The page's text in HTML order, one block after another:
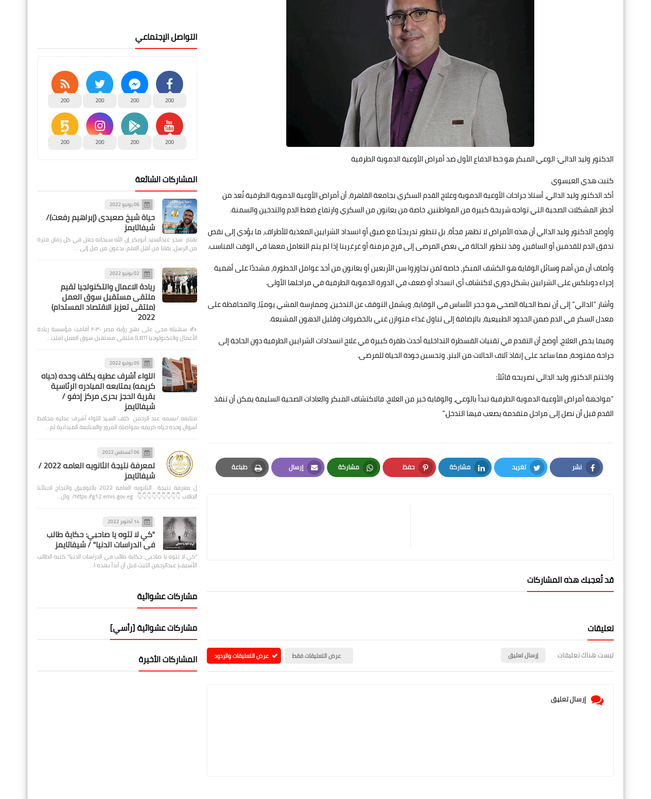
الدكتور وليد الدالي: الوعي المبكر هو خط الدفاع الأول ضد أمراض الأوعية الدموية الطرفية
كتبت هدي العيسوي
أكد الدكتور وليد الدالي، أستاذ جراحات الأوعية الدموية وعلاج القدم السكري بجامعة القاهرة، أن أمراض الأوعية الدموية الطرفية تُعد من
أخطر المشكلات الصحية التي تواجه شريحة كبيرة من المواطنين، خاصة من يعانون من السكري وارتفاع ضغط الدم والتدخين والسمنة.
وأوضح الدكتور وليد الدالي أن هذه الأمراض لا تظهر فجأة، بل تتطور تدريجيًا مع ضيق أو انسداد الشرايين المغذية للأطراف، ما يؤدي إلى نقص
تدفق الدم للقدمين أو الساقين، وقد تتطور الحالة في بعض المرضى إلى قرح مزمنة أو غرغرينا إذا لم يتم التعامل معها في الوقت المناسب.
وأضاف أن من أهم وسائل الوقاية هو الكشف المبكر، خاصة لمن تجاوزوا سن الأربعين أو يعانون من أحد عوامل الخطورة، مشددًا على أهمية
إجراء دوبلكس على الشرايين بشكل دوري لاكتشاف أي انسداد أو ضعف في الدورة الدموية الطرفية في مراحلها الأولى.
وأشار “الدالي” إلى أن نمط الحياة الصحي هو حجر الأساس في الوقاية، ويشمل التوقف عن التدخين، وممارسة المشي يوميًا، والمحافظة على
معدل السكر في الدم ضمن الحدود الطبيعية، بالإضافة إلى تناول غذاء متوازن غني بالخضروات وقليل الدهون المشبعة.
وفيما يخص العلاج، أوضح أن التقدم في تقنيات القسطرة التداخلية أحدث طفرة كبيرة في علاج انسدادات الشرايين الطرفية دون الحاجة إلى
جراحة مفتوحة، مما ساعد على إنقاذ آلاف الحالات من البتر، وتحسين جودة الحياة للمرضى.
واختتم الدكتور وليد الدالي تصريحه قائلاً:
“مواجهة أمراض الأوعية الدموية الطرفية تبدأ بالوعي، والوقاية خير من العلاج. فالاكتشاف المبكر والعادات الصحية السليمة يمكن أن تنقذ
القدم قبل أن نصل إلى مراحل متقدمة يصعب فيها التدخل.”
نشر
Facebook
تغريد
Twitter
مشاركة
LinkedIn
حفظ
Pinterest
مشاركة
Whatsapp
إرسال
Email
طباعة
Print
قد تُعجبك هذه المشاركات
تعليقات
ليست هناك تعليقات إرسال تعليق عرض التعليقات فقط عرض التعليقات والردود
إرسال تعليق
التواصل الإجتماعي
200
200
200
200
200
200
200
200
المشاركات الشائعة
06 يونيو 2022
حياة شيخ صعيدى (إبراهيم رفعت)/
شيفاتايمز
بقلم :سحر عبدالسيد أبوبكر إن الله سبحانه جعل في كل زمان فترة
من الرسل، بقايا من أهل العلم، يدعون من ضل إلى …
02 يونيو 2022
ريادة الاعمال والتكنولجيا تقيم
ملتقى مستقبل سوق العمل
(ملتقى تعزيز الاقتصاد المستدام)
2022
✍️ سهيلة محي على نهج رؤية مصر ٢٠٣٠ أقامت مؤسسة ريادة
الأعمال والتكنولوجيا (LBT) ملتقى مستقبل سوق العمل (ملت…
05 يوليو 2022
اللواء أشرف عطيه يكلف وحده (حياه
كريمه) بمتابعه المبادره الرئاسية
بقرية الحجز بحرى مركز إدفو /
شيفاتايمز
متابعه /بسمه عبد الرحمن كلف السيد اللواء أشرف عطيه محافظ
أسوان وحده حياه كريمه بمواصلة المرور والمتابعة الميدانية لم…
06 أغسطس 2022
لمعرفة نتيجة الثانويه العامه 2022 /
شيفاتايمز
ل معرفة نتيجة الثانويه العامه 2022 بالتوفيق والنجاح لابنائنا
الطلاب 👇👇👇👇👇👇👇👇👇 https://g12.emis.gov.eg/ وال…
14 أكتوبر 2022
"كي لا تتوه يا صاحبي: حكاية طالب
في الدراسات الدنيا" / شيفاتايمز
"كي لا تتوه يا صاحبي: حكاية طالب في الدراسات الدنيا" كتبه الطالب
الأسيف| عبدالرحمن الليث قبل أن أبدأ بهذه ا…
مشاركات عشوائية
مشاركات عشوائية [رأسي]
المشاركات الأخيرة